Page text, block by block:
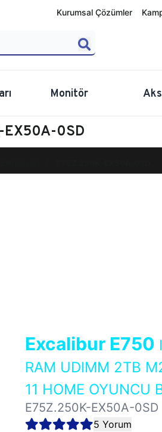
Kurumsal Çözümler
Monitör
0SD
Excalibur E750
RAM UDIMM 2TB
11 HOME OYUNCU
E75Z.250K-EX50A-0SD
5 Yorum